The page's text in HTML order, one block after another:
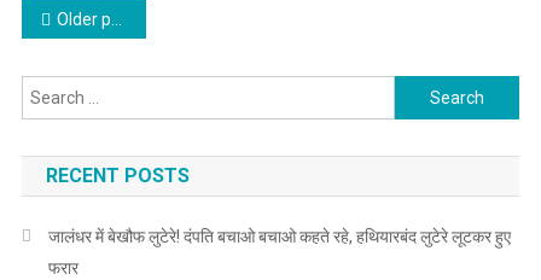
Posts navigation
Older posts
Search for:
RECENT POSTS
जालंधर में बेखौफ लुटेरे! दंपति बचाओ बचाओ कहते रहे, हथियारबंद लुटेरे लूटकर हुए
फरार